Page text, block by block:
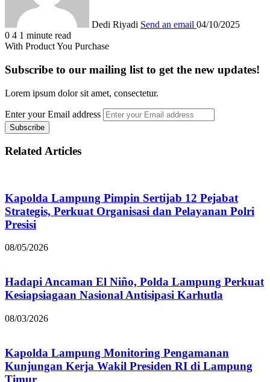
Dedi Riyadi Send an email 04/10/2025
0 4 1 minute read
With Product You Purchase
Subscribe to our mailing list to get the new updates!
Lorem ipsum dolor sit amet, consectetur.
Enter your Email address
Related Articles
Kapolda Lampung Pimpin Sertijab 12 Pejabat
Strategis, Perkuat Organisasi dan Pelayanan Polri
Presisi
08/05/2026
Hadapi Ancaman El Niño, Polda Lampung Perkuat
Kesiapsiagaan Nasional Antisipasi Karhutla
08/03/2026
Kapolda Lampung Monitoring Pengamanan
Kunjungan Kerja Wakil Presiden RI di Lampung
Timur